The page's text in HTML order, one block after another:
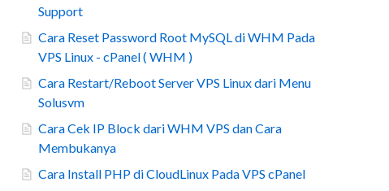
Support
Cara Reset Password Root MySQL di WHM Pada
VPS Linux - cPanel ( WHM )
Cara Restart/Reboot Server VPS Linux dari Menu
Solusvm
Cara Cek IP Block dari WHM VPS dan Cara
Membukanya
Cara Install PHP di CloudLinux Pada VPS cPanel